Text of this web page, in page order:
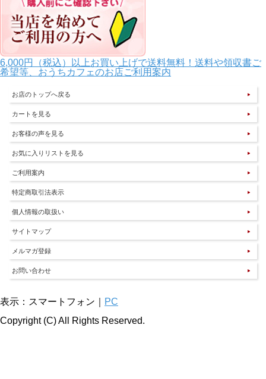
6,000円（税込）以上お買い上げで送料無料！送料や領収書ご
希望等、おうちカフェのお店ご利用案内
お店のトップへ戻る
カートを見る
お客様の声を見る
お気に入りリストを見る
ご利用案内
特定商取引法表示
個人情報の取扱い
サイトマップ
メルマガ登録
お問い合わせ
表示：スマートフォン｜
PC
Copyright (C) All Rights Reserved.